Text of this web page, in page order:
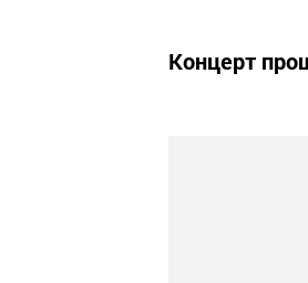
Концерт